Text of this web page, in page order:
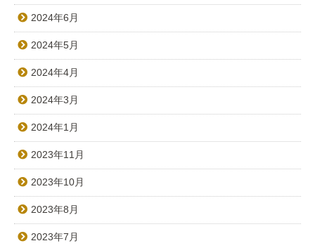
2024年6月
2024年5月
2024年4月
2024年3月
2024年1月
2023年11月
2023年10月
2023年8月
2023年7月